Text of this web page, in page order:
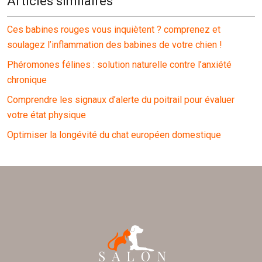
Ces babines rouges vous inquiètent ? comprenez et
soulagez l’inflammation des babines de votre chien !
Phéromones félines : solution naturelle contre l’anxiété
chronique
Comprendre les signaux d’alerte du poitrail pour évaluer
votre état physique
Optimiser la longévité du chat européen domestique